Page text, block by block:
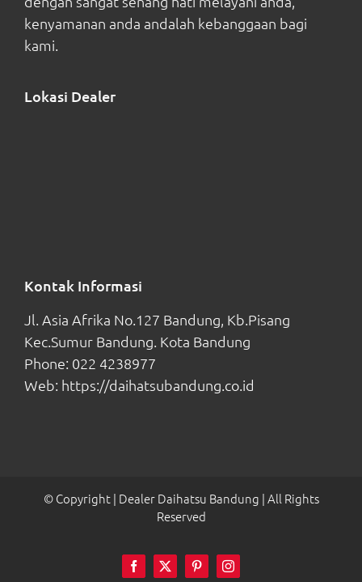
kenyamanan anda andalah kebanggaan bagi
kami.
Lokasi Dealer
Kontak Informasi
Jl. Asia Afrika No.127 Bandung, Kb.Pisang
Kec.Sumur Bandung. Kota Bandung
Phone: 022 4238977
Web: https://daihatsubandung.co.id
© Copyright| Dealer Daihatsu Bandung | All Rights
Reserved
FacebookTwitterPinterestInstagram